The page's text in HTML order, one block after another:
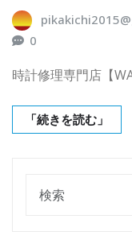
0
時計修理専門店【
「続きを読む」